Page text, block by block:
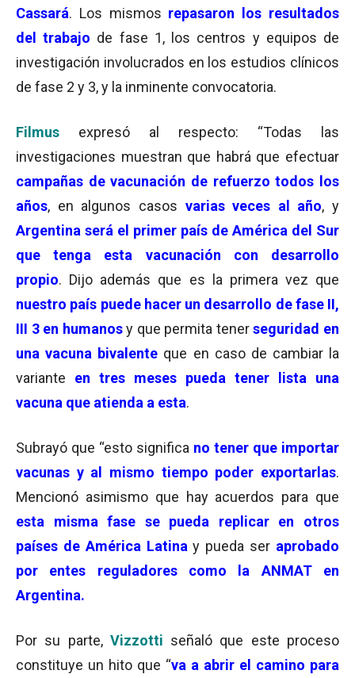
Cassará. Los mismos repasaron los resultados
del trabajo de fase 1, los centros y equipos de
investigación involucrados en los estudios clínicos
de fase 2 y 3, y la inminente convocatoria.
Filmus expresó al respecto: “Todas las
investigaciones muestran que habrá que efectuar
campañas de vacunación de refuerzo todos los
años, en algunos casos varias veces al año, y
Argentina será el primer país de América del Sur
que tenga esta vacunación con desarrollo
propio. Dijo además que es la primera vez que
nuestro país puede hacer un desarrollo de fase II,
III 3 en humanosy que permita tenerseguridad en
una vacuna bivalente que en caso de cambiar la
variante en tres meses pueda tener lista una
vacuna que atienda a esta.
Subrayó que “esto significa no tener que importar
vacunas y al mismo tiempo poder exportarlas.
Mencionó asimismo que hay acuerdos para que
esta misma fase se pueda replicar en otros
países de América Latina y pueda ser aprobado
por entes reguladores como la ANMAT en
Argentina.
Por su parte, Vizzotti señaló que este proceso
constituye un hito que “va a abrir el camino para